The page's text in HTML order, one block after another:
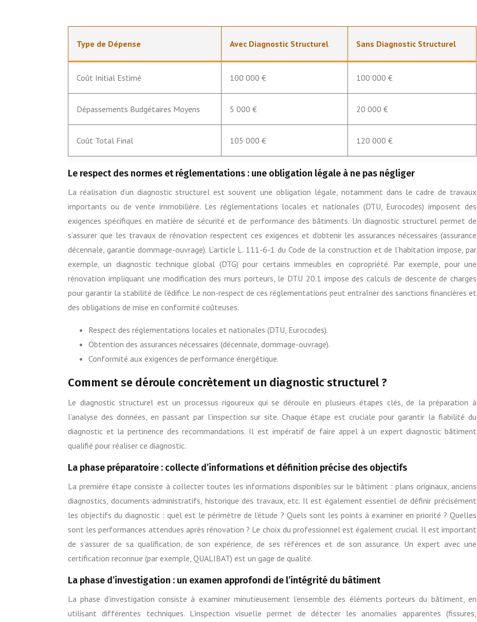
Type de Dépense Avec Diagnostic Structurel Sans Diagnostic Structurel
Coût Initial Estimé 100 000 € 100 000 €
Dépassements Budgétaires Moyens 5 000 € 20 000 €
Coût Total Final 105 000 € 120 000 €
Le respect des normes et réglementations : une obligation légale à ne pas négliger
La réalisation d’un diagnostic structurel est souvent une obligation légale, notamment dans le cadre de travaux
importants ou de vente immobilière. Les réglementations locales et nationales (DTU, Eurocodes) imposent des
exigences spécifiques en matière de sécurité et de performance des bâtiments. Un diagnostic structurel permet de
s’assurer que les travaux de rénovation respectent ces exigences et d’obtenir les assurances nécessaires (assurance
décennale, garantie dommage-ouvrage). L’article L. 111-6-1 du Code de la construction et de l’habitation impose, par
exemple, un diagnostic technique global (DTG) pour certains immeubles en copropriété. Par exemple, pour une
rénovation impliquant une modification des murs porteurs, le DTU 20.1 impose des calculs de descente de charges
pour garantir la stabilité de l’édifice. Le non-respect de ces réglementations peut entraîner des sanctions financières et
des obligations de mise en conformité coûteuses.
Respect des réglementations locales et nationales (DTU, Eurocodes).
Obtention des assurances nécessaires (décennale, dommage-ouvrage).
Conformité aux exigences de performance énergétique.
Comment se déroule concrètement un diagnostic structurel ?
Le diagnostic structurel est un processus rigoureux qui se déroule en plusieurs étapes clés, de la préparation à
l’analyse des données, en passant par l’inspection sur site. Chaque étape est cruciale pour garantir la fiabilité du
diagnostic et la pertinence des recommandations. Il est impératif de faire appel à un expert diagnostic bâtiment
qualifié pour réaliser ce diagnostic.
La phase préparatoire : collecte d’informations et définition précise des objectifs
La première étape consiste à collecter toutes les informations disponibles sur le bâtiment : plans originaux, anciens
diagnostics, documents administratifs, historique des travaux, etc. Il est également essentiel de définir précisément
les objectifs du diagnostic : quel est le périmètre de l’étude ? Quels sont les points à examiner en priorité ? Quelles
sont les performances attendues après rénovation ? Le choix du professionnel est également crucial. Il est important
de s’assurer de sa qualification, de son expérience, de ses références et de son assurance. Un expert avec une
certification reconnue (par exemple, QUALIBAT) est un gage de qualité.
La phase d’investigation : un examen approfondi de l’intégrité du bâtiment
La phase d’investigation consiste à examiner minutieusement l’ensemble des éléments porteurs du bâtiment, en
utilisant différentes techniques. L’inspection visuelle permet de détecter les anomalies apparentes (fissures,